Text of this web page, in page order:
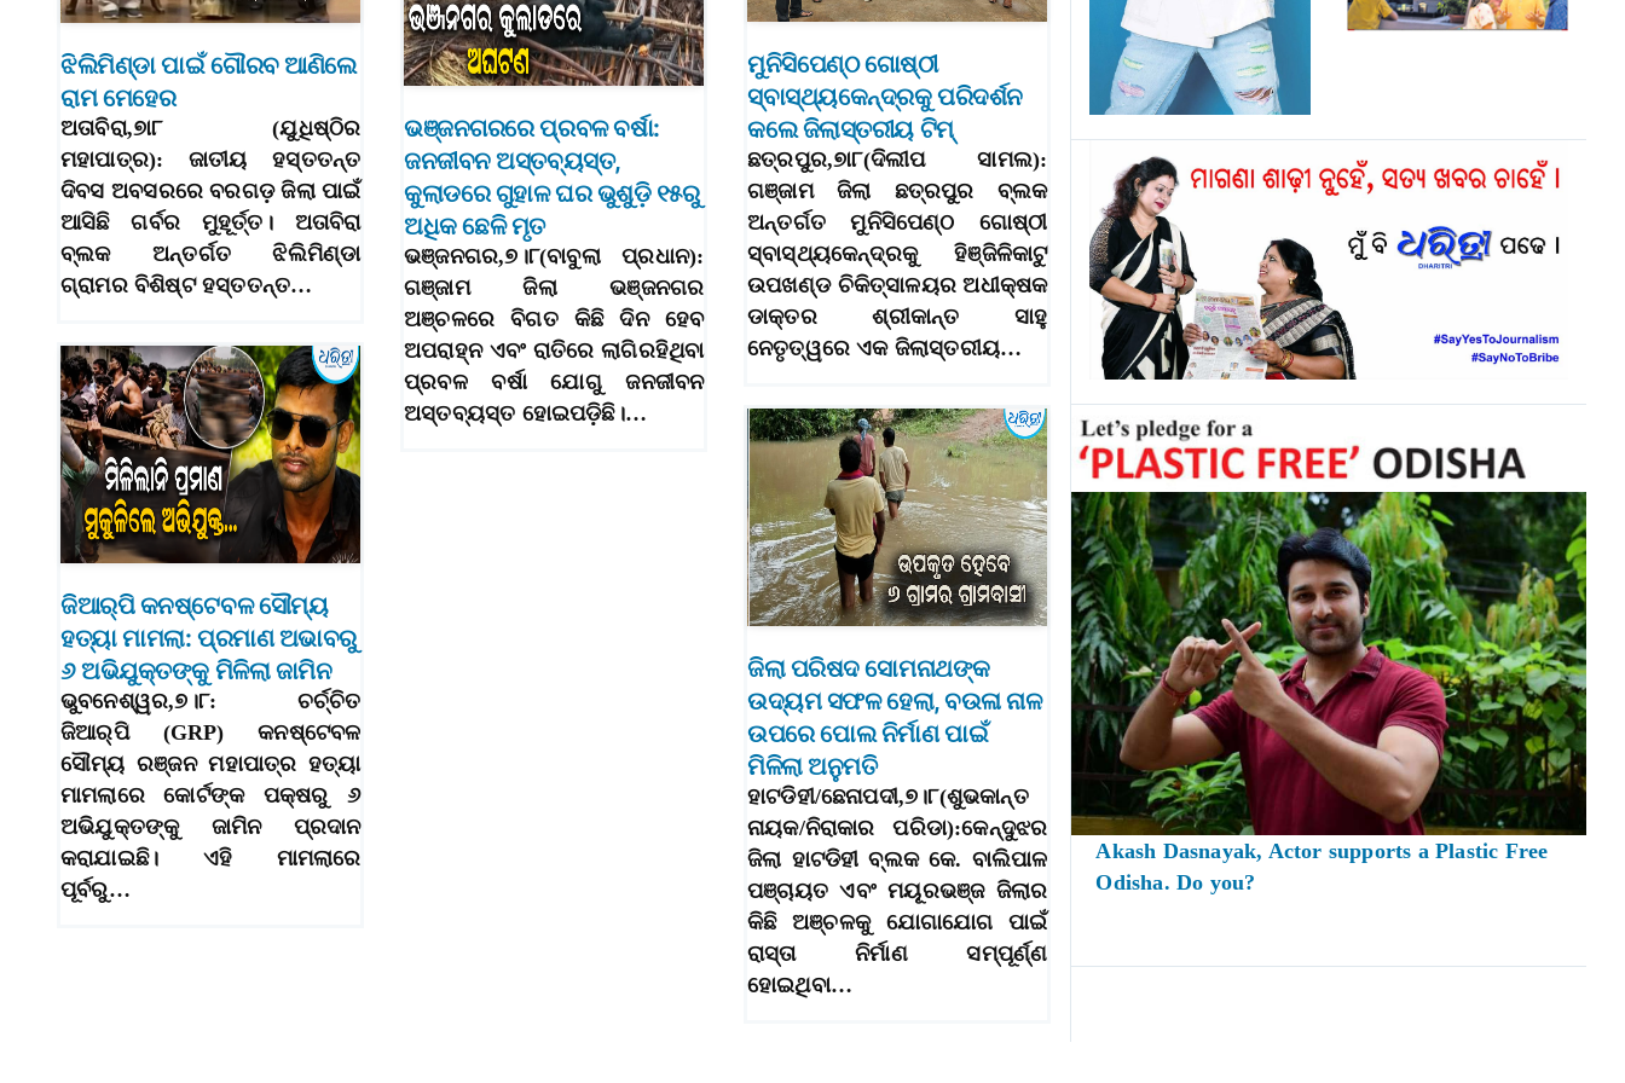
ମୁନିସିପେଣ୍ଠ ଗୋଷ୍ଠୀ
ସ୍ବାସ୍ଥ୍ୟକେନ୍ଦ୍ରକୁ ପରିଦର୍ଶନ
କଲେ ଜିଲାସ୍ତରୀୟ ଟିମ୍‌
ଛତ୍ରପୁର,୭ା୮(ଦିଲୀପ ସାମଲ):
ଗଞ୍ଜାମ ଜିଲା ଛତ୍ରପୁର ବ୍ଲକ
ଅନ୍ତର୍ଗତ ମୁନିସିପେଣ୍ଠ ଗୋଷ୍ଠୀ
ସ୍ବାସ୍ଥ୍ୟକେନ୍ଦ୍ରକୁ ହିଞ୍ଜିଳିକାଟୁ
ଉପଖଣ୍ଡ ଚିକିତ୍ସାଳୟର ଅଧୀକ୍ଷକ
ଡାକ୍ତର ଶ୍ରୀକାନ୍ତ ସାହୁ
ନେତୃତ୍ୱରେ ଏକ ଜିଲାସ୍ତରୀୟ…
ଝିଲିମିଣ୍ଡା ପାଇଁ ଗୌରବ ଆଣିଲେ
ରାମ ମେହେର
ଅତାବିରା,୭ା୮ (ଯୁଧିଷ୍ଠିର
ମହାପାତ୍ର): ଜାତୀୟ ହସ୍ତତନ୍ତ
ଦିବସ ଅବସରରେ ବରଗଡ଼ ଜିଲା ପାଇଁ
ଆସିଛି ଗର୍ବର ମୁହୂର୍ତ୍ତ। ଅତାବିରା
ବ୍ଲକ ଅନ୍ତର୍ଗତ ଝିଲିମିଣ୍ଡା
ଗ୍ରାମର ବିଶିଷ୍ଟ ହସ୍ତତନ୍ତ…
ଭଞ୍ଜନଗରରେ ପ୍ରବଳ ବର୍ଷା:
ଜନଜୀବନ ଅସ୍ତବ୍ୟସ୍ତ,
କୁଲାଡରେ ଗୁହାଳ ଘର ଭୁଶୁଡ଼ି ୧୫ରୁ
ଅଧିକ ଛେଳି ମୃତ
ଭଞ୍ଜନଗର,୭।୮(ବାବୁଲା ପ୍ରଧାନ):
ଗଞ୍ଜାମ ଜିଲା ଭଞ୍ଜନଗର
ଅଞ୍ଚଳରେ ବିଗତ କିଛି ଦିନ ହେବ
ଅପରାହ୍ନ ଏବଂ ରାତିରେ ଲାଗିରହିଥିବା
ପ୍ରବଳ ବର୍ଷା ଯୋଗୁ ଜନଜୀବନ
ଅସ୍ତବ୍ୟସ୍ତ ହୋଇପଡ଼ିଛି।…
ଜିଆର୍‌ପି କନଷ୍ଟେବଳ ସୌମ୍ୟ
ହତ୍ୟା ମାମଲା: ପ୍ରମାଣ ଅଭାବରୁ
୬ ଅଭିଯୁକ୍ତଙ୍କୁ ମିଳିଲା ଜାମିନ
ଭୁବନେଶ୍ୱର,୭।୮: ଚର୍ଚ୍ଚିତ
ଜିଆର୍‌ପି (GRP) କନଷ୍ଟେବଳ
ସୌମ୍ୟ ରଞ୍ଜନ ମହାପାତ୍ର ହତ୍ୟା
ମାମଲାରେ କୋର୍ଟଙ୍କ ପକ୍ଷରୁ ୬
ଅଭିଯୁକ୍ତଙ୍କୁ ଜାମିନ ପ୍ରଦାନ
କରାଯାଇଛି। ଏହି ମାମଲାରେ
ପୂର୍ବରୁ…
ଜିଲା ପରିଷଦ ସୋମନାଥଙ୍କ
ଉଦ୍ୟମ ସଫଳ ହେଲା, ବଉଳା ନାଳ
ଉପରେ ପୋଲ ନିର୍ମାଣ ପାଇଁ
ମିଳିଲା ଅନୁମତି
ହାଟଡିହୀ/ଛେନାପଦୀ,୭।୮(ଶୁଭକାନ୍ତ
ନାୟକ/ନିରାକାର ପରିଡା):କେନ୍ଦୁଝର
ଜିଲା ହାଟଡିହୀ ବ୍ଲକ କେ. ବାଲିପାଳ
ପଞ୍ଚାୟତ ଏବଂ ମୟୂରଭଞ୍ଜ ଜିଲାର
କିଛି ଅଞ୍ଚଳକୁ ଯୋଗାଯୋଗ ପାଇଁ
ରାସ୍ତା ନିର୍ମାଣ ସମ୍ପୂର୍ଣ୍ଣ
ହୋଇଥିବା…
Akash Dasnayak, Actor supports a Plastic Free
Odisha. Do you?